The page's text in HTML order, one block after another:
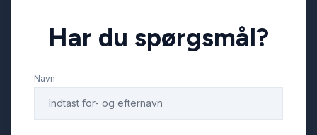
Har du spørgsmål?
Navn